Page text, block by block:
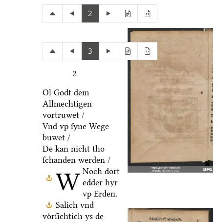
2
3
2
W
Ol Godt dem
Allmechtigen
vortruwet /
Vnd vp ſyne Wege
buwet /
De kan nicht tho
ſchanden werden /
Noch dort
edder hyr
vp Erden.
Salich vnd
voͤrſichtich ys de